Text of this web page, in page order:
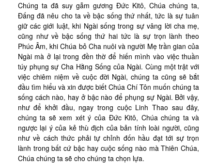
Chúng ta đã suy gẫm gương Đức Kitô, Chúa chúng ta,
Đấng đã nêu cho ta về bậc sống thứ nhất, tức là sự tuân
giữ các giới luật, khi Ngài sống trong sự vâng lời cha mẹ,
cũng như về bậc sống thứ hai tức là sự trọn lành theo
Phúc Âm, khi Chúa bỏ Cha nuôi và người Mẹ trần gian của
Ngài mà ở lại trong đền thờ để hiến mình vào việc thuần
túy phụng sự Cha Hằng Sống của Ngài. Cùng một trật với
việc chiêm niệm về cuộc đời Ngài, chúng ta cũng sẽ bắt
đầu tìm hiểu và xin được biết Chúa Chí Tôn muốn chúng ta
sống cách nào, hay ở bậc nào để phụng sự Ngài. Bởi vậy,
như để khởi đầu, ngay trong cuộc Linh Thao sau đây,
chúng ta sẽ xem xét ý của Đức Kitô, Chúa chúng ta và
ngược lại ý của kẻ thù địch của bản tính loài người, cũng
như về cách thức phải tự chỉnh đốn hầu đạt tới sự trọn
lành trong bất cứ bậc hay cuộc sống nào mà Thiên Chúa,
Chúa chúng ta sẽ cho chúng ta chọn lựa.